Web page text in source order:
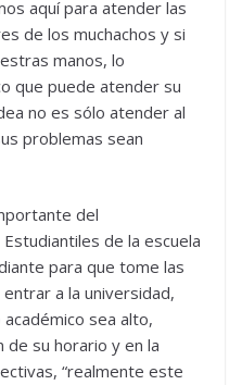
aquí para atender las
de los muchachos y si
manos, lo
que puede atender su
no es sólo atender al
problemas sean
del
de la escuela
para que tome las
a la universidad,
sea alto,
de su horario y en la
“realmente este